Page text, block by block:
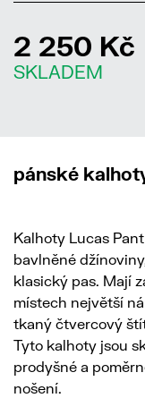
2 250 Kč
SKLADEM
pánské
Kalhoty Lucas
bavlněné
klasický pas. Mají
místech největší
tkaný čtvercový
Tyto kalhoty jsou
prodyšné a
nošení.